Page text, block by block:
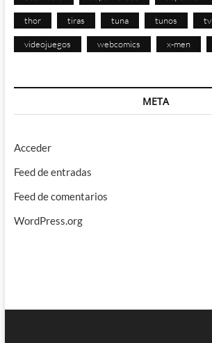
thor tiras tuna tunos tv
videojuegos webcomics x-men
META
Acceder
Feed de entradas
Feed de comentarios
WordPress.org